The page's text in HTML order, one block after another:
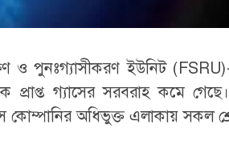
ও পুনঃগ্যাসীকরণ ইউনিট
প্রাপ্ত গ্যাসের সরবরাহ কমে
কোম্পানির অধিভুক্ত এলাকায় সকল